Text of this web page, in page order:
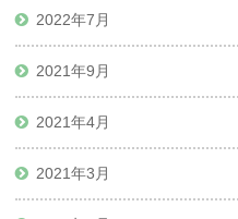
2022年7月
2021年9月
2021年4月
2021年3月